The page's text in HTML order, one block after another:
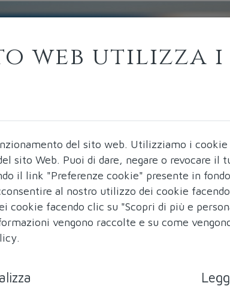
web utilizza i
del sito web. Utilizziamo i cookie
sito Web. Puoi di dare, negare o revocare il
il link "Preferenze cookie" presente in
al nostro utilizzo dei cookie
cookie facendo clic su "Scopri di più e
vengono raccolte e su come
.